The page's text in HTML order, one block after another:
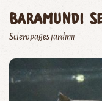
baramundi
Scleropages jardinii